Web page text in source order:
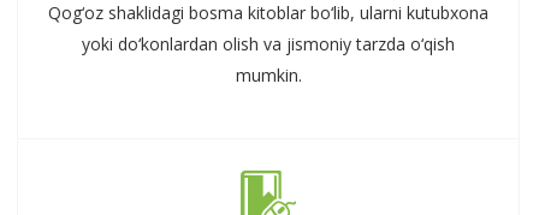
Qog‘oz shaklidagi bosma kitoblar bo‘lib, ularni kutubxona
yoki do‘konlardan olish va jismoniy tarzda o‘qish
mumkin.